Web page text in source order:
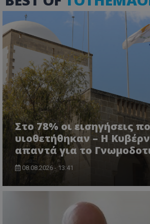
Στο 78% οι εισηγήσεις
υιοθετήθηκαν – Η
απαντά για το
08.08.2026 - 13:41
ASP.NET_SessionId
VISITOR_PRIVACY_METADATA